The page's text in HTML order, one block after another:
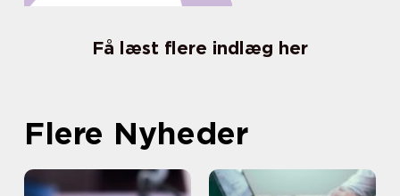
Få læst flere indlæg her
Flere Nyheder